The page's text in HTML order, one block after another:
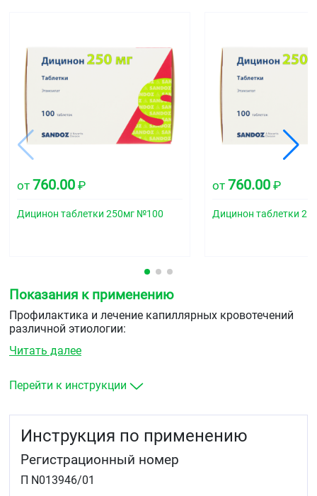
от 760.00 ₽
Дицинон таблетки 250мг №100
от760.00 ₽
Дицинон таблетки
Показания к применению
Профилактика и лечение капиллярных кровотечений
различной этиологии:
до и после оперативных вмешательств на всех
стоматологической, оториноларингологической,
гинекологической, акушерской, урологической,
гематурия, метроррагии, первичная меноррагия,
меноррагии у женщин с внутриматочными
контрацептивами (при отсутствии органической
патологии), носовые кровотечения,
кровоточивость дёсен, рвота кровью, мелена.
Читать далее
Перейти к инструкции
Инструкция по применению
Регистрационный номер
П N013946/01